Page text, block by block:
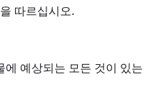
따르십시오.
에 예상되는 모든 것이 있는